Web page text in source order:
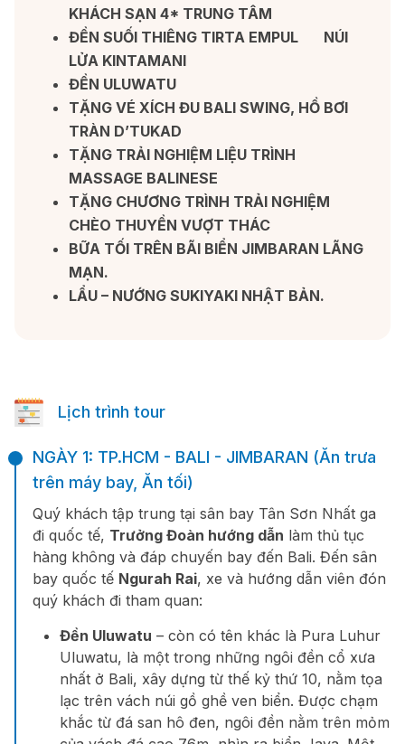
KHÁCH SẠN 4* TRUNG TÂM
ĐỀN SUỐI THIÊNG TIRTA EMPUL NÚI
LỬA KINTAMANI
ĐỀN ULUWATU
TẶNG VÉ XÍCH ĐU BALI SWING, HỒ BƠI
TRÀN D’TUKAD
TẶNG TRẢI NGHIỆM LIỆU TRÌNH
MASSAGE BALINESE
TẶNG CHƯƠNG TRÌNH TRẢI NGHIỆM
CHÈO THUYỀN VƯỢT THÁC
BỮA TỐI TRÊN BÃI BIỂN JIMBARAN LÃNG
MẠN.
LẨU – NƯỚNG SUKIYAKI NHẬT BẢN.
Lịch trình tour
NGÀY 1: TP.HCM - BALI - JIMBARAN (Ăn trưa
trên máy bay, Ăn tối)
Quý khách tập trung tại sân bay Tân Sơn Nhất ga
đi quốc tế, Trưởng Đoàn hướng dẫn làm thủ tục
hàng không và đáp chuyến bay đến Bali. Đến sân
bay quốc tế Ngurah Rai, xe và hướng dẫn viên đón
quý khách đi tham quan:
Đền Uluwatu – còn có tên khác là Pura Luhur
Uluwatu, là một trong những ngôi đền cổ xưa
nhất ở Bali, xây dựng từ thế kỷ thứ 10, nằm tọa
lạc trên vách núi gồ ghề ven biển. Được chạm
khắc từ đá san hô đen, ngôi đền nằm trên mỏm